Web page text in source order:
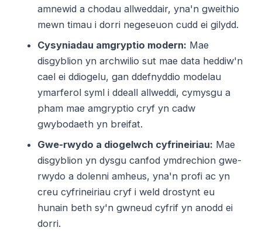
amnewid a chodau allweddair, yna'n gweithio
mewn timau i dorri negeseuon cudd ei gilydd.
Cysyniadau amgryptio modern: Mae
disgyblion yn archwilio sut mae data heddiw'n
cael ei ddiogelu, gan ddefnyddio modelau
ymarferol syml i ddeall allweddi, cymysgu a
pham mae amgryptio cryf yn cadw
gwybodaeth yn breifat.
Gwe-rwydo a diogelwch cyfrineiriau: Mae
disgyblion yn dysgu canfod ymdrechion gwe-
rwydo a dolenni amheus, yna'n profi ac yn
creu cyfrineiriau cryf i weld drostynt eu
hunain beth sy'n gwneud cyfrif yn anodd ei
dorri.